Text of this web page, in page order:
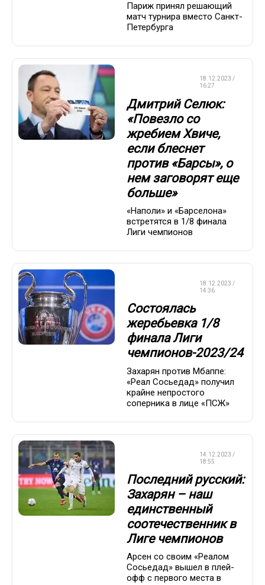
Париж принял решающий
матч турнира вместо Санкт-
Петербурга
18.12.2023 /
16:27
Дмитрий Селюк:
«Повезло со
жребием Хвиче,
если блеснет
против «Барсы», о
нем заговорят еще
больше»
«Наполи» и «Барселона»
встретятся в 1/8 финала
Лиги чемпионов
18.12.2023 /
14:36
Состоялась
жеребьевка 1/8
финала Лиги
чемпионов-2023/24
Захарян против Мбаппе:
«Реал Сосьедад» получил
крайне непростого
соперника в лице «ПСЖ»
14.12.2023 /
18:55
Последний русский:
Захарян – наш
единственный
соотечественник в
Лиге чемпионов
Арсен со своим «Реалом
Сосьедад» вышел в плей-
офф с первого места в